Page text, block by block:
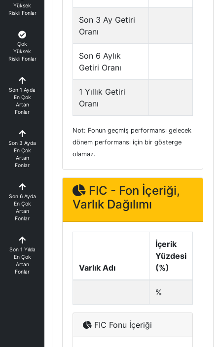
Yüksek
Riskli Fonlar
Çok
Yüksek
Riskli Fonlar
Son 1 Ayda
En Çok
Artan
Fonlar
Son 3 Ayda
En Çok
Artan
Fonlar
Son 6 Ayda
En Çok
Artan
Fonlar
Son 1 Yılda
En Çok
Artan
Fonlar
Son 3 Ay Getiri
Oranı
Son 6 Aylık
Getiri Oranı
1 Yıllık Getiri
Oranı
Not: Fonun geçmiş performansı gelecek
dönem performansı için bir gösterge
olamaz.
FIC - Fon İçeriği,
Varlık Dağılımı
Varlık Adı
İçerik
Yüzdesi
(%)
%
FIC Fonu İçeriği